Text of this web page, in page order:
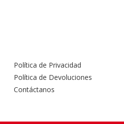
Política de Privacidad
Política de Devoluciones
Contáctanos